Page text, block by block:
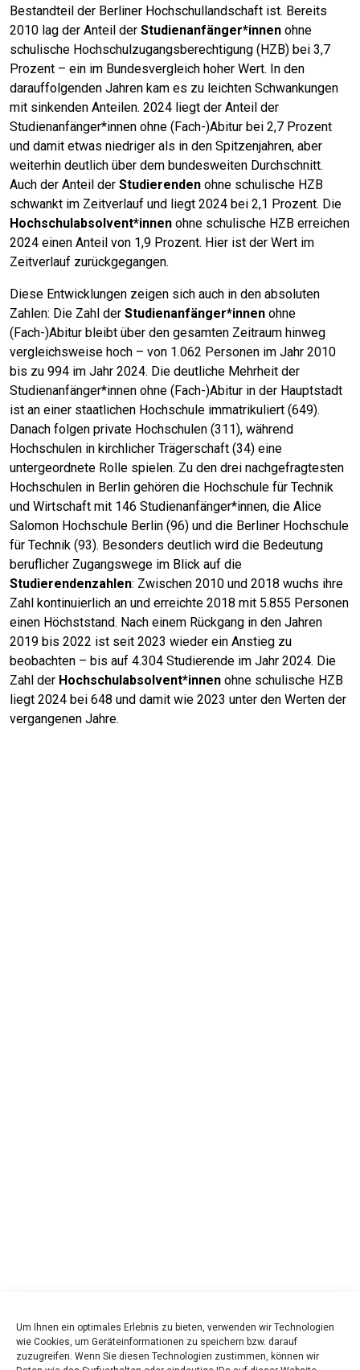
Um Ihnen ein optimales Erlebnis zu bieten, verwenden wir Technologien
wie Cookies, um Geräteinformationen zu speichern bzw. darauf
zuzugreifen. Wenn Sie diesen Technologien zustimmen, können wir
Bestandteil der Berliner Hochschullandschaft ist. Bereits
2010 lag der Anteil der Studienanfänger*innen ohne
schulische Hochschulzugangsberechtigung (HZB) bei 3,7
Prozent – ein im Bundesvergleich hoher Wert. In den
darauffolgenden Jahren kam es zu leichten Schwankungen
mit sinkenden Anteilen. 2024 liegt der Anteil der
Studienanfänger*innen ohne (Fach-)Abitur bei 2,7 Prozent
und damit etwas niedriger als in den Spitzenjahren, aber
weiterhin deutlich über dem bundesweiten Durchschnitt.
Auch der Anteil der Studierenden ohne schulische HZB
schwankt im Zeitverlauf und liegt 2024 bei 2,1 Prozent. Die
Hochschulabsolvent*innen ohne schulische HZB erreichen
2024 einen Anteil von 1,9 Prozent. Hier ist der Wert im
Zeitverlauf zurückgegangen.
Diese Entwicklungen zeigen sich auch in den absoluten
Zahlen: Die Zahl der Studienanfänger*innen ohne
(Fach-)Abitur bleibt über den gesamten Zeitraum hinweg
vergleichsweise hoch – von 1.062 Personen im Jahr 2010
bis zu 994 im Jahr 2024. Die deutliche Mehrheit der
Studienanfänger*innen ohne (Fach-)Abitur in der Hauptstadt
ist an einer staatlichen Hochschule immatrikuliert (649).
Danach folgen private Hochschulen (311), während
Hochschulen in kirchlicher Trägerschaft (34) eine
untergeordnete Rolle spielen. Zu den drei nachgefragtesten
Hochschulen in Berlin gehören die Hochschule für Technik
und Wirtschaft mit 146 Studienanfänger*innen, die Alice
Salomon Hochschule Berlin (96) und die Berliner Hochschule
für Technik (93). Besonders deutlich wird die Bedeutung
beruflicher Zugangswege im Blick auf die
Studierendenzahlen: Zwischen 2010 und 2018 wuchs ihre
Zahl kontinuierlich an und erreichte 2018 mit 5.855 Personen
einen Höchststand. Nach einem Rückgang in den Jahren
2019 bis 2022 ist seit 2023 wieder ein Anstieg zu
beobachten – bis auf 4.304 Studierende im Jahr 2024. Die
Zahl der Hochschulabsolvent*innen ohne schulische HZB
liegt 2024 bei 648 und damit wie 2023 unter den Werten der
vergangenen Jahre.